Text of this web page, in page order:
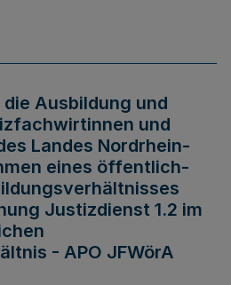
Ausbildung und
und
Landes Nordrhein-
eines öffentlich-
Justizdienst 1.2 im
- APO JFWörA